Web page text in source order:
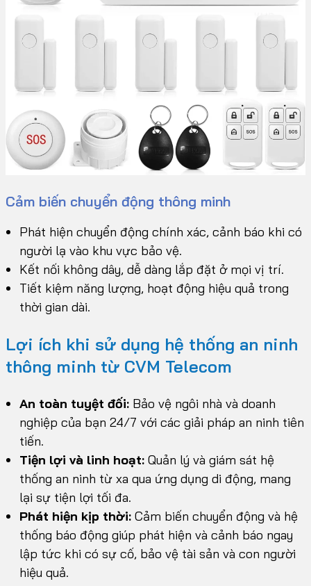
Cảm biến chuyển động thông minh
Phát hiện chuyển động chính xác, cảnh báo khi có
người lạ vào khu vực bảo vệ.
Kết nối không dây, dễ dàng lắp đặt ở mọi vị trí.
Tiết kiệm năng lượng, hoạt động hiệu quả trong
thời gian dài.
Lợi ích khi sử dụng hệ thống an ninh
thông minh từ CVM Telecom
An toàn tuyệt đối: Bảo vệ ngôi nhà và doanh
nghiệp của bạn 24/7 với các giải pháp an ninh tiên
tiến.
Tiện lợi và linh hoạt: Quản lý và giám sát hệ
thống an ninh từ xa qua ứng dụng di động, mang
lại sự tiện lợi tối đa.
Phát hiện kịp thời: Cảm biến chuyển động và hệ
thống báo động giúp phát hiện và cảnh báo ngay
lập tức khi có sự cố, bảo vệ tài sản và con người
hiệu quả.